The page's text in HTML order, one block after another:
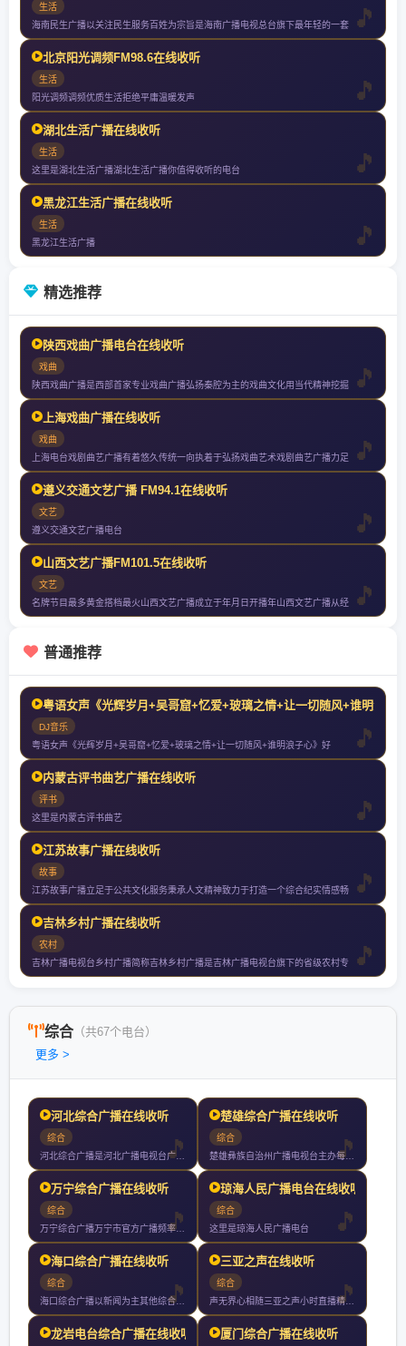
生活
海南民生广播以关注民生服务百姓为宗旨是海南广播电视总台旗下最年轻的一套
北京阳光调频FM98.6在线收听
生活
阳光调频调频优质生活拒绝平庸温暖发声
湖北生活广播在线收听
生活
这里是湖北生活广播湖北生活广播你值得收听的电台
黑龙江生活广播在线收听
生活
黑龙江生活广播
精选推荐
陕西戏曲广播电台在线收听
戏曲
陕西戏曲广播是西部首家专业戏曲广播弘扬秦腔为主的戏曲文化用当代精神挖掘
上海戏曲广播在线收听
戏曲
上海电台戏剧曲艺广播有着悠久传统一向执着于弘扬戏曲艺术戏剧曲艺广播力足
遵义交通文艺广播 FM94.1在线收听
文艺
遵义交通文艺广播电台
山西文艺广播FM101.5在线收听
文艺
名牌节目最多黄金搭档最火山西文艺广播成立于年月日开播年山西文艺广播从经
普通推荐
粤语女声《光辉岁月+吴哥窟+忆爱+玻璃之情+让一切随风+谁明浪子
DJ音乐
粤语女声《光辉岁月+吴哥窟+忆爱+玻璃之情+让一切随风+谁明浪子心》好
内蒙古评书曲艺广播在线收听
评书
这里是内蒙古评书曲艺
江苏故事广播在线收听
故事
江苏故事广播立足于公共文化服务秉承人文精神致力于打造一个综合纪实情感畅
吉林乡村广播在线收听
农村
吉林广播电视台乡村广播简称吉林乡村广播是吉林广播电视台旗下的省级农村专
综合 （共67个电台）
更多 >
河北综合广播在线收听
综合
河北综合广播是河北广播电视台广播双主频之一是河北省委省政府权
楚雄综合广播在线收听
综合
楚雄彝族自治州广播电视台主办每天播出时间小时是彝州主要的新闻
万宁综合广播在线收听
综合
万宁综合广播万宁市官方广播频率以新闻政务为核心多元传播讲好万
琼海人民广播电台在线收听
综合
这里是琼海人民广播电台
海口综合广播在线收听
综合
海口综合广播以新闻为主其他综合性资讯娱乐节目为辅每天档黄金时
三亚之声在线收听
综合
声无界心相随三亚之声小时直播精彩不断
龙岩电台综合广播在线收听 厦门综合广播在线收听